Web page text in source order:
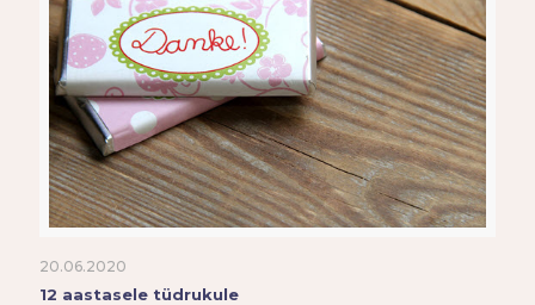
20.06.2020
12 aastasele tüdrukule